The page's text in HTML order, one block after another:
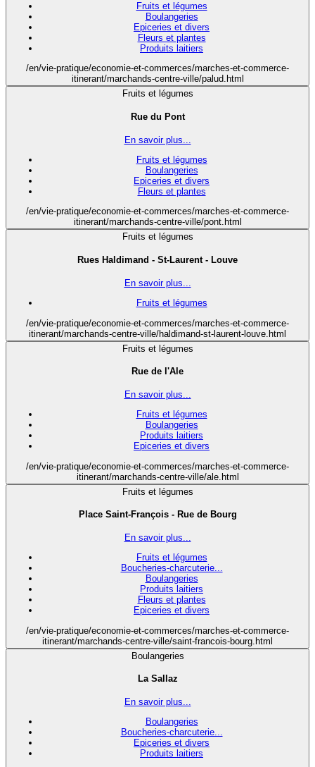
Fruits et légumes
Boulangeries
Epiceries et divers
Fleurs et plantes
Produits laitiers
/en/vie-pratique/economie-et-commerces/marches-et-commerce-
itinerant/marchands-centre-ville/palud.html
Fruits et légumes
Rue du Pont
En savoir plus...
Fruits et légumes
Boulangeries
Epiceries et divers
Fleurs et plantes
/en/vie-pratique/economie-et-commerces/marches-et-commerce-
itinerant/marchands-centre-ville/pont.html
Fruits et légumes
Rues Haldimand - St-Laurent - Louve
En savoir plus...
Fruits et légumes
/en/vie-pratique/economie-et-commerces/marches-et-commerce-
itinerant/marchands-centre-ville/haldimand-st-laurent-louve.html
Fruits et légumes
Rue de l'Ale
En savoir plus...
Fruits et légumes
Boulangeries
Produits laitiers
Epiceries et divers
/en/vie-pratique/economie-et-commerces/marches-et-commerce-
itinerant/marchands-centre-ville/ale.html
Fruits et légumes
Place Saint-François - Rue de Bourg
En savoir plus...
Fruits et légumes
Boucheries-charcuterie...
Boulangeries
Produits laitiers
Fleurs et plantes
Epiceries et divers
/en/vie-pratique/economie-et-commerces/marches-et-commerce-
itinerant/marchands-centre-ville/saint-francois-bourg.html
Boulangeries
La Sallaz
En savoir plus...
Boulangeries
Boucheries-charcuterie...
Epiceries et divers
Produits laitiers